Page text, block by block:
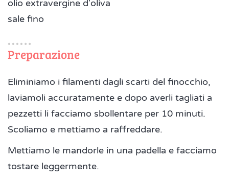
olio extravergine d'oliva
sale fino
Preparazione
Eliminiamo i filamenti dagli scarti del finocchio,
laviamoli accuratamente e dopo averli tagliati a
pezzetti li facciamo sbollentare per 10 minuti.
Scoliamo e mettiamo a raffreddare.
Mettiamo le mandorle in una padella e facciamo
tostare leggermente.